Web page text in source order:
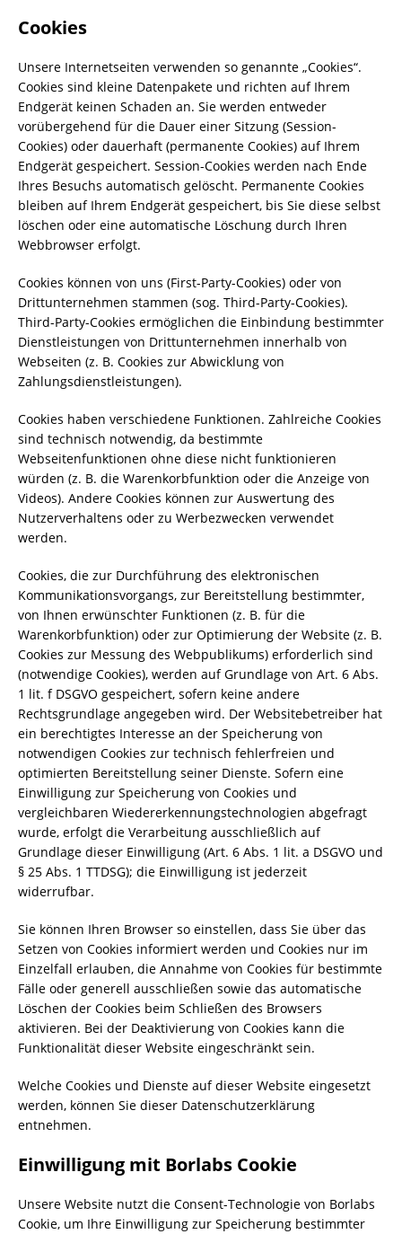
Cookies
Unsere Internetseiten verwenden so genannte „Cookies“.
Cookies sind kleine Datenpakete und richten auf Ihrem
Endgerät keinen Schaden an. Sie werden entweder
vorübergehend für die Dauer einer Sitzung (Session-
Cookies) oder dauerhaft (permanente Cookies) auf Ihrem
Endgerät gespeichert. Session-Cookies werden nach Ende
Ihres Besuchs automatisch gelöscht. Permanente Cookies
bleiben auf Ihrem Endgerät gespeichert, bis Sie diese selbst
löschen oder eine automatische Löschung durch Ihren
Webbrowser erfolgt.
Cookies können von uns (First-Party-Cookies) oder von
Drittunternehmen stammen (sog. Third-Party-Cookies).
Third-Party-Cookies ermöglichen die Einbindung bestimmter
Dienstleistungen von Drittunternehmen innerhalb von
Webseiten (z. B. Cookies zur Abwicklung von
Zahlungsdienstleistungen).
Cookies haben verschiedene Funktionen. Zahlreiche Cookies
sind technisch notwendig, da bestimmte
Webseitenfunktionen ohne diese nicht funktionieren
würden (z. B. die Warenkorbfunktion oder die Anzeige von
Videos). Andere Cookies können zur Auswertung des
Nutzerverhaltens oder zu Werbezwecken verwendet
werden.
Cookies, die zur Durchführung des elektronischen
Kommunikationsvorgangs, zur Bereitstellung bestimmter,
von Ihnen erwünschter Funktionen (z. B. für die
Warenkorbfunktion) oder zur Optimierung der Website (z. B.
Cookies zur Messung des Webpublikums) erforderlich sind
(notwendige Cookies), werden auf Grundlage von Art. 6 Abs.
1 lit. f DSGVO gespeichert, sofern keine andere
Rechtsgrundlage angegeben wird. Der Websitebetreiber hat
ein berechtigtes Interesse an der Speicherung von
notwendigen Cookies zur technisch fehlerfreien und
optimierten Bereitstellung seiner Dienste. Sofern eine
Einwilligung zur Speicherung von Cookies und
vergleichbaren Wiedererkennungstechnologien abgefragt
wurde, erfolgt die Verarbeitung ausschließlich auf
Grundlage dieser Einwilligung (Art. 6 Abs. 1 lit. a DSGVO und
§ 25 Abs. 1 TTDSG); die Einwilligung ist jederzeit
widerrufbar.
Sie können Ihren Browser so einstellen, dass Sie über das
Setzen von Cookies informiert werden und Cookies nur im
Einzelfall erlauben, die Annahme von Cookies für bestimmte
Fälle oder generell ausschließen sowie das automatische
Löschen der Cookies beim Schließen des Browsers
aktivieren. Bei der Deaktivierung von Cookies kann die
Funktionalität dieser Website eingeschränkt sein.
Welche Cookies und Dienste auf dieser Website eingesetzt
werden, können Sie dieser Datenschutzerklärung
entnehmen.
Einwilligung mit Borlabs Cookie
Unsere Website nutzt die Consent-Technologie von Borlabs
Cookie, um Ihre Einwilligung zur Speicherung bestimmter